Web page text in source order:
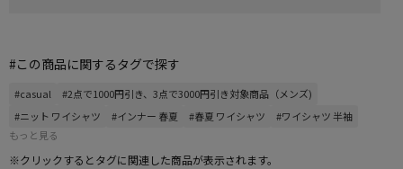
#この商品に関するタグで探す
#casual
#2点で1000円引き、3点で3000円引き対象商品（メンズ)
#ニット ワイシャツ
#インナー 春夏 #春夏 ワイシャツ
#ワイシャツ 半袖
もっと見る
※クリックするとタグに関連した商品が表示されます。